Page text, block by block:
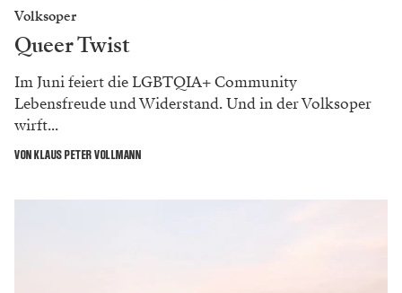
Volksoper
Queer Twist
Im Juni feiert die LGBTQIA+ Community
Lebensfreude und Widerstand. Und in der Volksoper
wirft...
VON KLAUS PETER VOLLMANN